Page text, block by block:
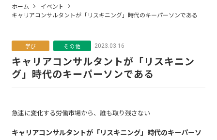
求職者のみなさまへ
企業のみなさまへ
キャリアコンサルタント紹介
イベント情報
ホーム
イベント
キャリアコンサルタントが「リスキニング」時代のキーパーソンである
学び その他 2023.03.16
キャリアコンサルタントが「リスキニン
グ」時代のキーパーソンである
急速に変化する労働市場から、誰も取り残さない
キャリアコンサルタントが「リスキニング」時代のキーパーソ